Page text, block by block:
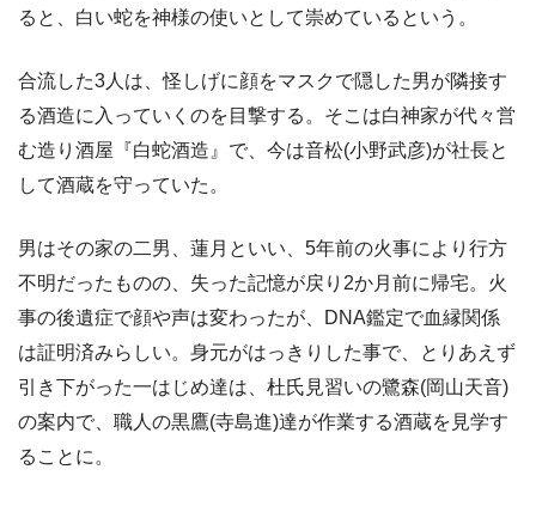
ると、白い蛇を神様の使いとして崇めているという。
合流した3人は、怪しげに顔をマスクで隠した男が隣接す
る酒造に入っていくのを目撃する。そこは白神家が代々営
む造り酒屋『白蛇酒造』で、今は音松(小野武彦)が社長と
して酒蔵を守っていた。
男はその家の二男、蓮月といい、5年前の火事により行方
不明だったものの、失った記憶が戻り2か月前に帰宅。火
事の後遺症で顔や声は変わったが、DNA鑑定で血縁関係
は証明済みらしい。身元がはっきりした事で、とりあえず
引き下がった一はじめ達は、杜氏見習いの鷺森(岡山天音)
の案内で、職人の黒鷹(寺島進)達が作業する酒蔵を見学す
ることに。